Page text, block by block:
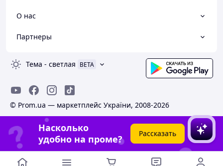
О нас
Партнеры
Тема - светлая BETA
© Prom.ua — маркетплейс України, 2008-2026
Насколько
удобно на проме?
Рассказать